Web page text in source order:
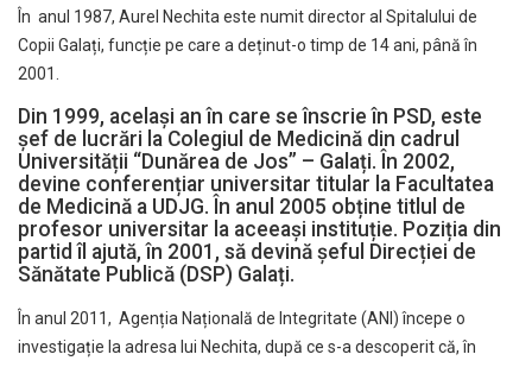
În anul 1987, Aurel Nechita este numit director al Spitalului de
Copii Galați, funcție pe care a deținut-o timp de 14 ani, până în
2001.
Din 1999, același an în care se înscrie în PSD, este
șef de lucrări la Colegiul de Medicină din cadrul
Universității “Dunărea de Jos” – Galați. În 2002,
devine conferențiar universitar titular la Facultatea
de Medicină a UDJG. În anul 2005 obține titlul de
profesor universitar la aceeași instituție. Poziția din
partid îl ajută, în 2001, să devină șeful Direcției de
Sănătate Publică (DSP) Galați.
În anul 2011, Agenția Națională de Integritate (ANI) începe o
investigație la adresa lui Nechita, după ce s-a descoperit că, în